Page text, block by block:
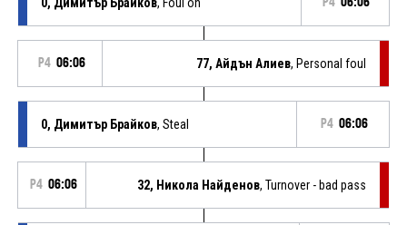
P4 06:06 77, Айдън Алиев, Personal foul
0, Димитър Брайков, Steal P4 06:06
P4 06:06 32, Никола Найденов, Turnover - bad pass